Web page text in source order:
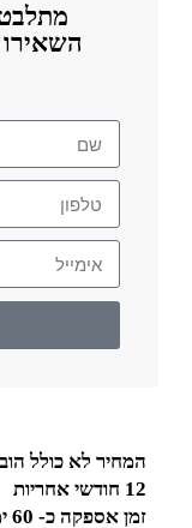
השאירו
המחיר לא כולל
12 חודשי אחריות
זמן אספקה כ- 60 ימי עסקים